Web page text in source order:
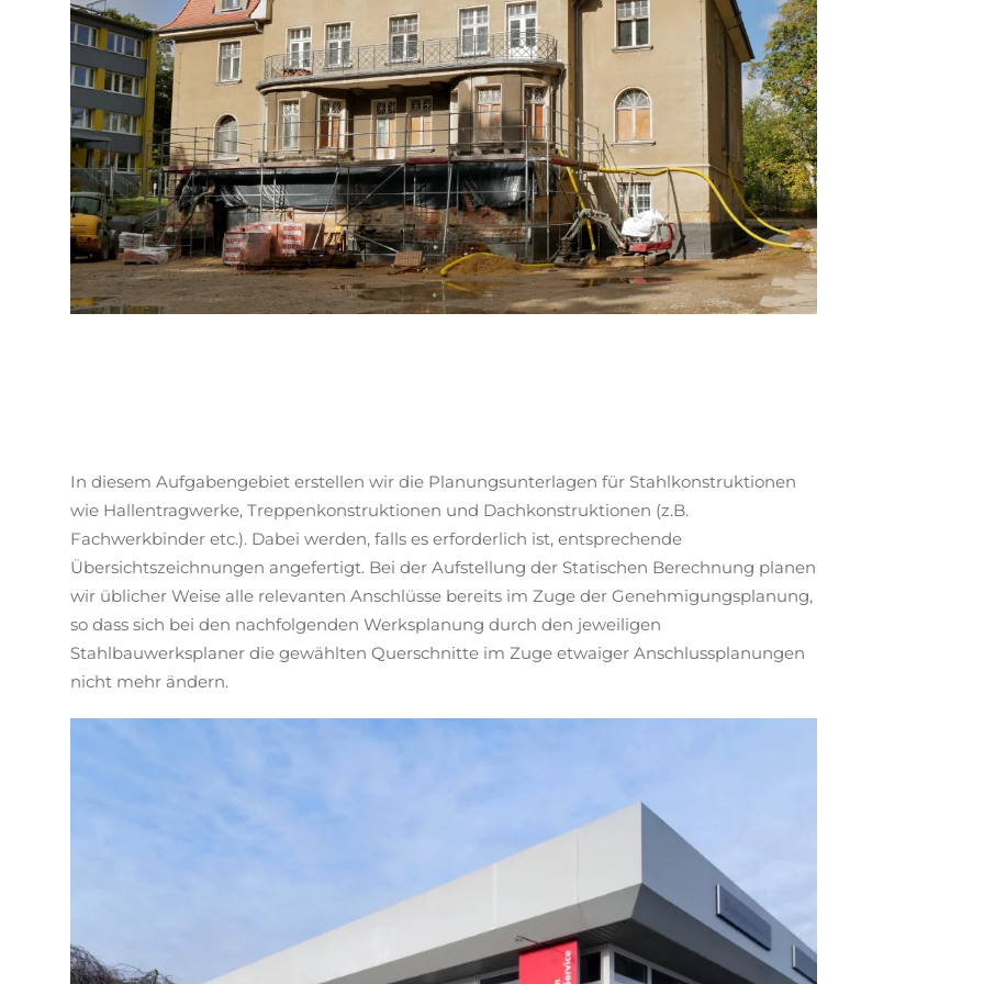
In diesem Aufgabengebiet erstellen wir die Planungsunterlagen für Stahlkonstruktionen
wie Hallentragwerke, Treppenkonstruktionen und Dachkonstruktionen (z.B.
Fachwerkbinder etc.). Dabei werden, falls es erforderlich ist, entsprechende
Übersichtszeichnungen angefertigt. Bei der Aufstellung der Statischen Berechnung planen
wir üblicher Weise alle relevanten Anschlüsse bereits im Zuge der Genehmigungsplanung,
so dass sich bei den nachfolgenden Werksplanung durch den jeweiligen
Stahlbauwerksplaner die gewählten Querschnitte im Zuge etwaiger Anschlussplanungen
nicht mehr ändern.